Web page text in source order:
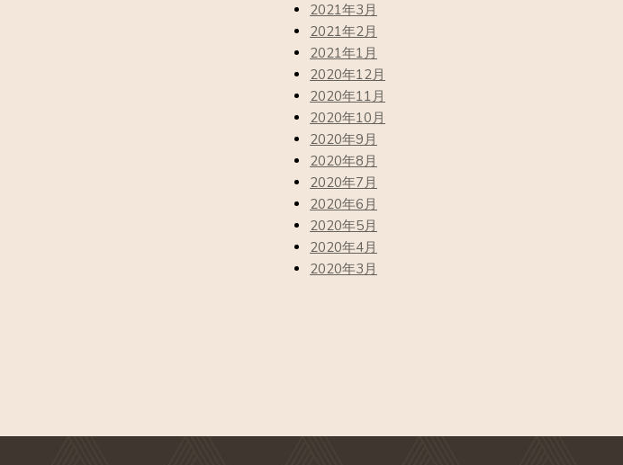
2021年3月
2021年2月
2021年1月
2020年12月
2020年11月
2020年10月
2020年9月
2020年8月
2020年7月
2020年6月
2020年5月
2020年4月
2020年3月